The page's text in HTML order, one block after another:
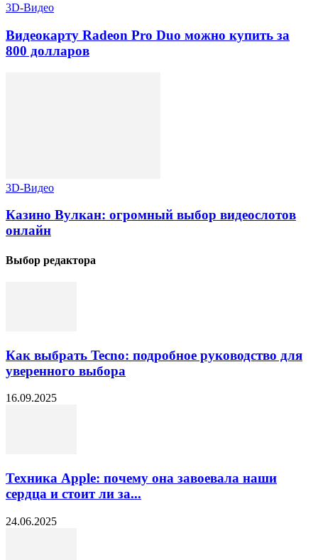
3D-Видео
Видеокарту Radeon Pro Duo можно купить за
800 долларов
3D-Видео
Казино Вулкан: огромный выбор видеослотов
онлайн
Выбор редактора
Как выбрать Tecno: подробное руководство для
уверенного выбора
16.09.2025
Техника Apple: почему она завоевала наши
сердца и стоит ли за...
24.06.2025